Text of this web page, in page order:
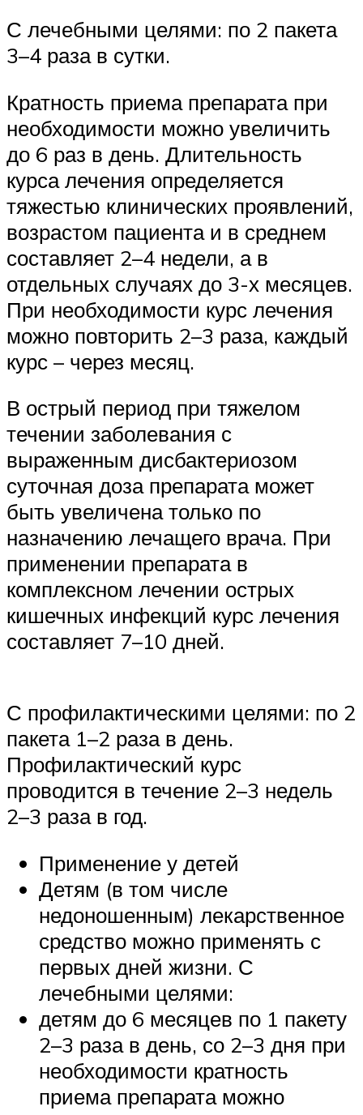
С лечебными целями: по 2 пакета
3–4 раза в сутки.
Кратность приема препарата при
необходимости можно увеличить
до 6 раз в день. Длительность
курса лечения определяется
тяжестью клинических проявлений,
возрастом пациента и в среднем
составляет 2–4 недели, а в
отдельных случаях до 3-х месяцев.
При необходимости курс лечения
можно повторить 2–3 раза, каждый
курс – через месяц.
В острый период при тяжелом
течении заболевания с
выраженным дисбактериозом
суточная доза препарата может
быть увеличена только по
назначению лечащего врача. При
применении препарата в
комплексном лечении острых
кишечных инфекций курс лечения
составляет 7–10 дней.
С профилактическими целями: по 2
пакета 1–2 раза в день.
Профилактический курс
проводится в течение 2–3 недель
2–3 раза в год.
Применение у детей
Детям (в том числе
недоношенным) лекарственное
средство можно применять с
первых дней жизни. С
лечебными целями:
детям до 6 месяцев по 1 пакету
2–3 раза в день, со 2–3 дня при
необходимости кратность
приема препарата можно